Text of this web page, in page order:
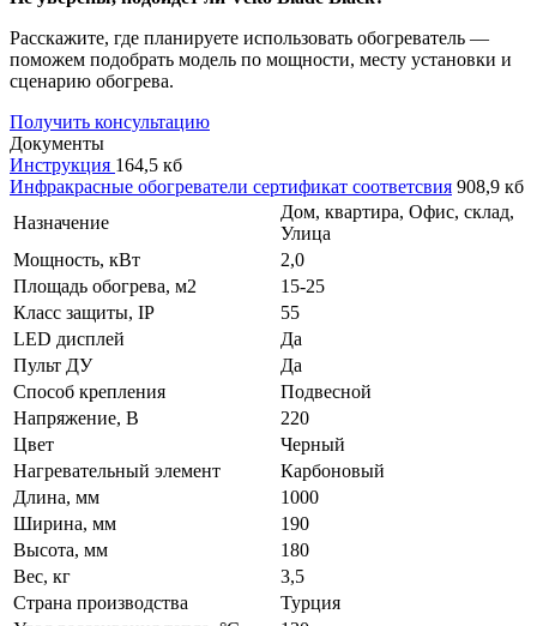
Расскажите, где планируете использовать обогреватель —
поможем подобрать модель по мощности, месту установки и
сценарию обогрева.
Получить консультацию
Документы
Инструкция 164,5 кб
Инфракрасные обогреватели сертификат соответсвия 908,9 кб
Назначение
Дом, квартира, Офис, склад,
Улица
Мощность, кВт
2,0
Площадь обогрева, м2
15-25
Класс защиты, IP
55
LED дисплей
Да
Пульт ДУ
Да
Способ крепления
Подвесной
Напряжение, В
220
Цвет
Черный
Нагревательный элемент
Карбоновый
Длина, мм
1000
Ширина, мм
190
Высота, мм
180
Вес, кг
3,5
Страна производства
Турция